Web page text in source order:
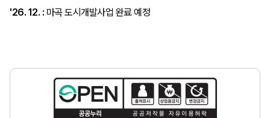
'26. 12. : 마곡 도시개발사업 완료 예정